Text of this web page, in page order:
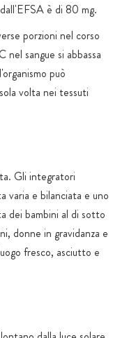
è di 80 mg.
porzioni nel corso
nel sangue si abbassa
può
volta nei tessuti
Gli integratori
varia e bilanciata e uno
dei bambini al di sotto
donne in gravidanza e
fresco, asciutto e